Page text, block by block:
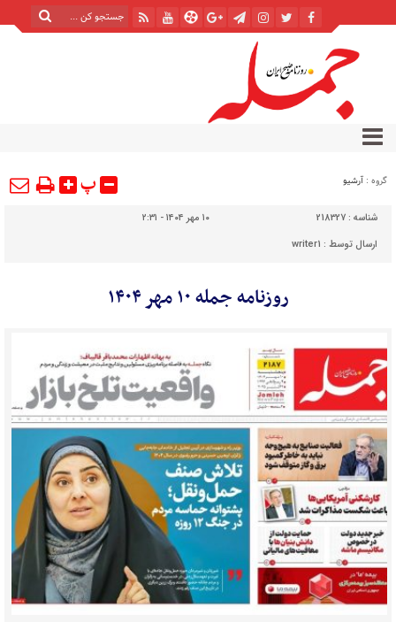
گروه : آرشیو پ
شناسه : 218327
۱۰ مهر ۱۴۰۴ - ۲:۳۱
ارسال توسط : writer1
روزنامه جمله ۱۰ مهر ۱۴۰۴